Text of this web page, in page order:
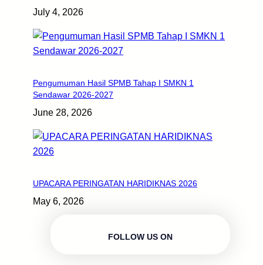
July 4, 2026
Pengumuman Hasil SPMB Tahap I SMKN 1
Sendawar 2026-2027
June 28, 2026
UPACARA PERINGATAN HARIDIKNAS 2026
May 6, 2026
FOLLOW US ON